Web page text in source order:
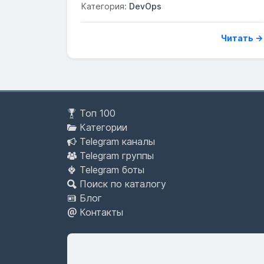
Категория: DevOps
Читать →
Топ 100
Категории
Telegram каналы
Telegram группы
Telegram боты
Поиск по каталогу
Блог
Контакты